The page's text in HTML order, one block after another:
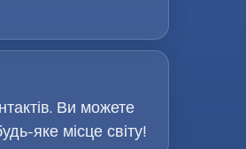
Ви можете
яке місце світу!